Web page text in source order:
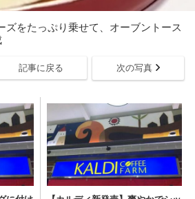
ズをたっぷり乗せて、オーブントース
記事に戻る 次の写真